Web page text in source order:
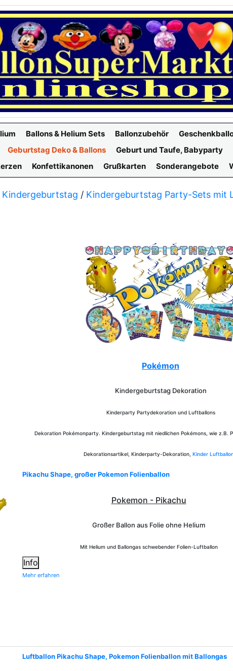
Ballons & Helium Sets Ballonzubehör
Geburtstag Deko & Ballons Geburt und Taufe, Babyparty
Konfettikanonen Grußkarten Sonderangebote
Kindergeburtstag / Kindergeburtstag Party-Sets mit
Pokémon
Kindergeburtstag Dekoration
Kinderparty Partydekoration und Luftballons
Dekoration Pokémonparty. Kindergeburtstag mit niedlichen Pokémons, wie z.B.
Dekorationsartikel, Kinderparty-Dekoration, Kinder
Pikachu Shape, großer Pokemon Folienballon
Pokemon - Pikachu
Großer Ballon aus Folie ohne Helium
Mit Helium und Ballongas schwebender Folien-Luftballon
Info
Mehr erfahren
Luftballon Pikachu Shape, Pokemon Folienballon mit Ballongas